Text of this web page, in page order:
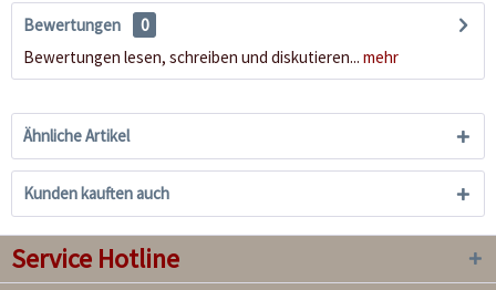
Bewertungen
0
Bewertungen lesen, schreiben und diskutieren... mehr
Ähnliche Artikel
Kunden kauften auch
Service Hotline